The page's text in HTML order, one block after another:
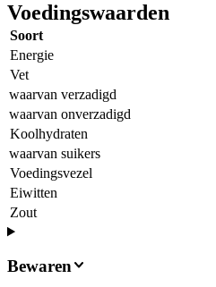
Voedingswaarden
Soort
Energie
Vet
waarvan verzadigd
waarvan onverzadigd
Koolhydraten
waarvan suikers
Voedingsvezel
Eiwitten
Zout
Bewaren